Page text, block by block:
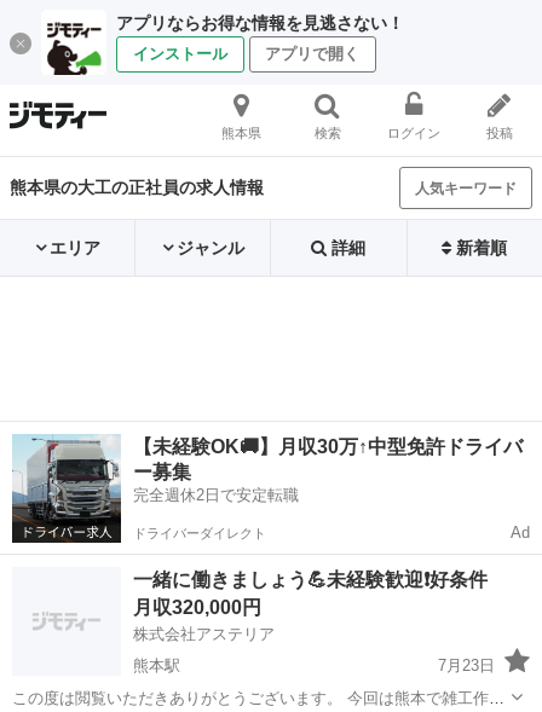
アプリならお得な情報を見逃さない！
インストール アプリで開く
熊本県 検索 ログイン 投稿
熊本県の大工の正社員の求人情報 人気キーワード
エリア ジャンル 詳細 新着順
【未経験OK🚚】月収30万↑中型免許ドライバ
ー募集
完全週休2日で安定転職
ドライバーダイレクト Ad
一緒に働きましょう💪未経験歓迎❗️好条件
月収320,000円
株式会社アステリア
熊本駅
7月23日
この度は閲覧いただきありがとうございます。 今回は熊本で雑工作業